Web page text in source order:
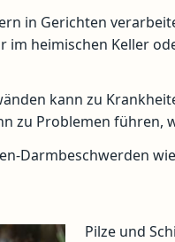
in Gerichten
im heimischen Keller
kann zu
zu Problemen
Darmbeschwerden
Pilze und